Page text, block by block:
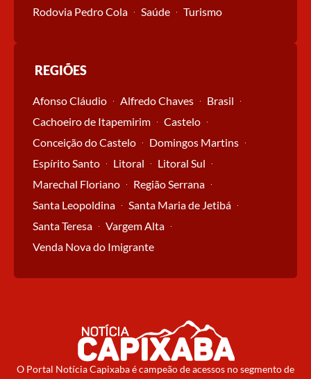
Rodovia Pedro Cola
Saúde Turismo
REGIÕES
Afonso Cláudio Alfredo Chaves
Brasil
Cachoeiro de Itapemirim
Castelo
Conceição do Castelo
Domingos Martins
Espírito Santo
Litoral
Litoral Sul
Marechal Floriano
Região Serrana
Santa Leopoldina
Santa Maria de Jetibá
Santa Teresa
Vargem Alta
Venda Nova do Imigrante
O Portal Notícia Capixaba é campeão de acessos no segmento de